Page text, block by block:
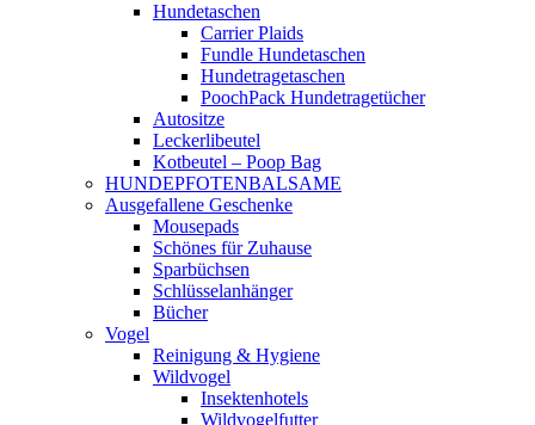
Hundetaschen
Carrier Plaids
Fundle Hundetaschen
Hundetragetaschen
PoochPack Hundetragetücher
Autositze
Leckerlibeutel
Kotbeutel – Poop Bag
HUNDEPFOTENBALSAME
Ausgefallene Geschenke
Mousepads
Schönes für Zuhause
Sparbüchsen
Schlüsselanhänger
Bücher
Vogel
Reinigung & Hygiene
Wildvogel
Insektenhotels
Wildvogelfutter